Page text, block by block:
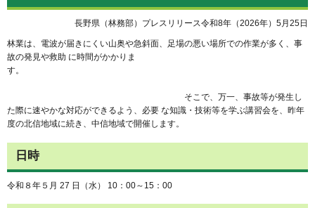
長野県（林務部）プレスリリース令和8年（2026年）5月25日
林業は、電波が届きにくい山奥や急斜面、足場の悪い場所での作業が多く、事
故の発見や救助 に時間がかかりま
す。
そこで、万一、事故等が発生し
た際に速やかな対応ができるよう、必要 な知識・技術等を学ぶ講習会を、昨年
度の北信地域に続き、中信地域で開催します。
日時
令和８年５月 27 日（水） 10：00～15：00